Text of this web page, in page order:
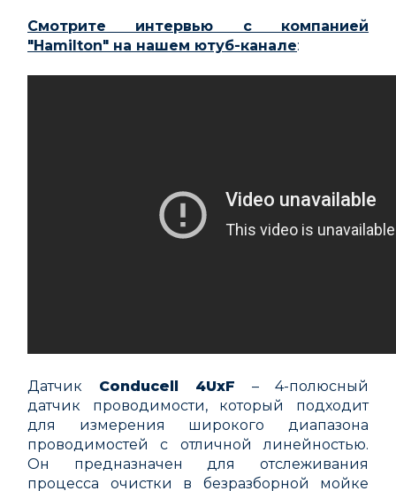
Смотрите интервью с компанией
"Hamilton" на нашем ютуб-канале:
Датчик Conducell 4UxF – 4-полюсный
датчик проводимости, который подходит
для измерения широкого диапазона
проводимостей с отличной линейностью.
Он предназначен для отслеживания
процесса очистки в безразборной мойке